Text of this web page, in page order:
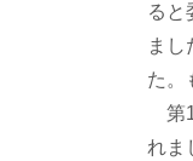
ると
まし
た。
第1
れま